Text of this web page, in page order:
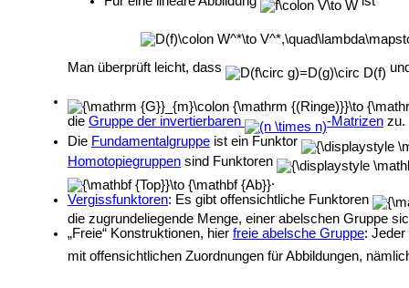
Man überprüft leicht, dass
die Gruppe der invertierbaren -Matrizenzu.
Die Fundamentalgruppeist ein Funktor
Homotopiegruppensind Funktoren
.
Vergissfunktoren: Es gibt offensichtliche Funktoren
die zugrundeliegende Menge, einer abelschen Gruppe
„Freie“ Konstruktionen, hier freie abelsche Gruppe:
mit offensichtlichen Zuordnungen für Abbildungen,